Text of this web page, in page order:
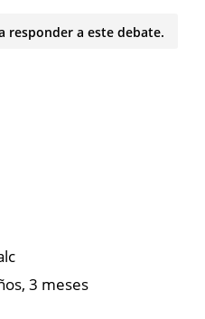
responder a este debate.
3 meses